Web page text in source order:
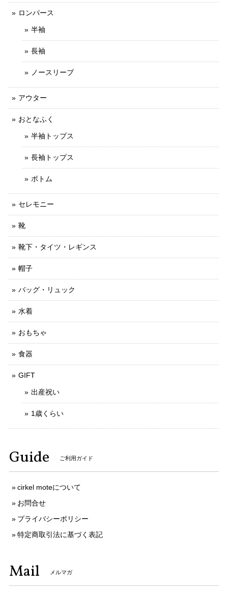
ロンパース
半袖
長袖
ノースリーブ
アウター
おとなふく
半袖トップス
長袖トップス
ボトム
セレモニー
靴
靴下・タイツ・レギンス
帽子
バッグ・リュック
水着
おもちゃ
食器
GIFT
出産祝い
1歳くらい
Guide ご利用ガイド
cirkel moteについて
お問合せ
プライバシーポリシー
特定商取引法に基づく表記
Mail メルマガ